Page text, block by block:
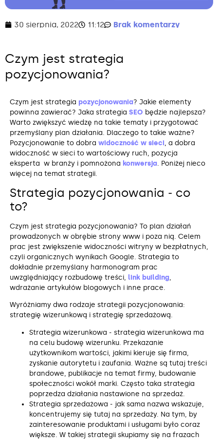
30 sierpnia, 2022 11:12 Brak komentarzy
Czym jest strategia
pozycjonowania?
Czym jest strategia pozycjonowania? Jakie elementy
powinna zawierać? Jaka strategia SEO będzie najlepsza?
Warto zwiększyć wiedzę na takie tematy i przygotować
przemyślany plan działania. Dlaczego to takie ważne?
Pozycjonowanie to dobra widoczność w sieci, a dobra
widoczność w sieci to wartościowy ruch, pozycja
eksperta w branży i pomnożona konwersja. Poniżej nieco
więcej na temat strategii.
Strategia pozycjonowania ‒ co
to?
Czym jest strategia pozycjonowania? To plan działań
prowadzonych w obrębie strony www i poza nią. Celem
prac jest zwiększenie widoczności witryny w bezpłatnych,
czyli organicznych wynikach Google. Strategia to
dokładnie przemyślany harmonogram prac
uwzględniający rozbudowę treści, link building,
wdrażanie artykułów blogowych i inne prace.
Wyróżniamy dwa rodzaje strategii pozycjonowania:
strategię wizerunkową i strategię sprzedażową.
Strategia wizerunkowa ‒ strategia wizerunkowa ma
na celu budowę wizerunku. Przekazanie
użytkownikom wartości, jakimi kieruje się firma,
zyskanie autorytetu i zaufania. Ważne są tutaj treści
brandowe, publikacje na temat firmy, budowanie
społeczności wokół marki. Często taka strategia
poprzedza działania nastawione na sprzedaż.
Strategia sprzedażowa ‒ jak sama nazwa wskazuje,
koncentrujemy się tutaj na sprzedaży. Na tym, by
zainteresowanie produktami i usługami było coraz
większe. W takiej strategii skupiamy się na frazach